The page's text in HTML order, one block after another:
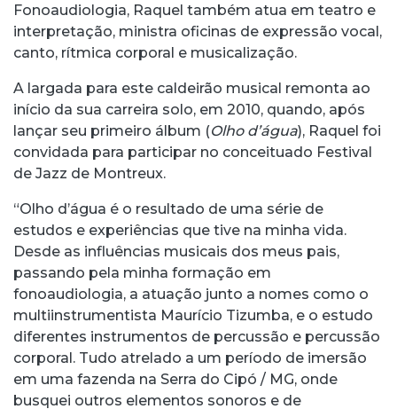
Fonoaudiologia, Raquel também atua em teatro e
interpretação, ministra oficinas de expressão vocal,
canto, rítmica corporal e musicalização.
A largada para este caldeirão musical remonta ao
início da sua carreira solo, em 2010, quando, após
lançar seu primeiro álbum (Olho d’água), Raquel foi
convidada para participar no conceituado Festival
de Jazz de Montreux.
“Olho d’água é o resultado de uma série de
estudos e experiências que tive na minha vida.
Desde as influências musicais dos meus pais,
passando pela minha formação em
fonoaudiologia, a atuação junto a nomes como o
multiinstrumentista Maurício Tizumba, e o estudo
diferentes instrumentos de percussão e percussão
corporal. Tudo atrelado a um período de imersão
em uma fazenda na Serra do Cipó / MG, onde
busquei outros elementos sonoros e de